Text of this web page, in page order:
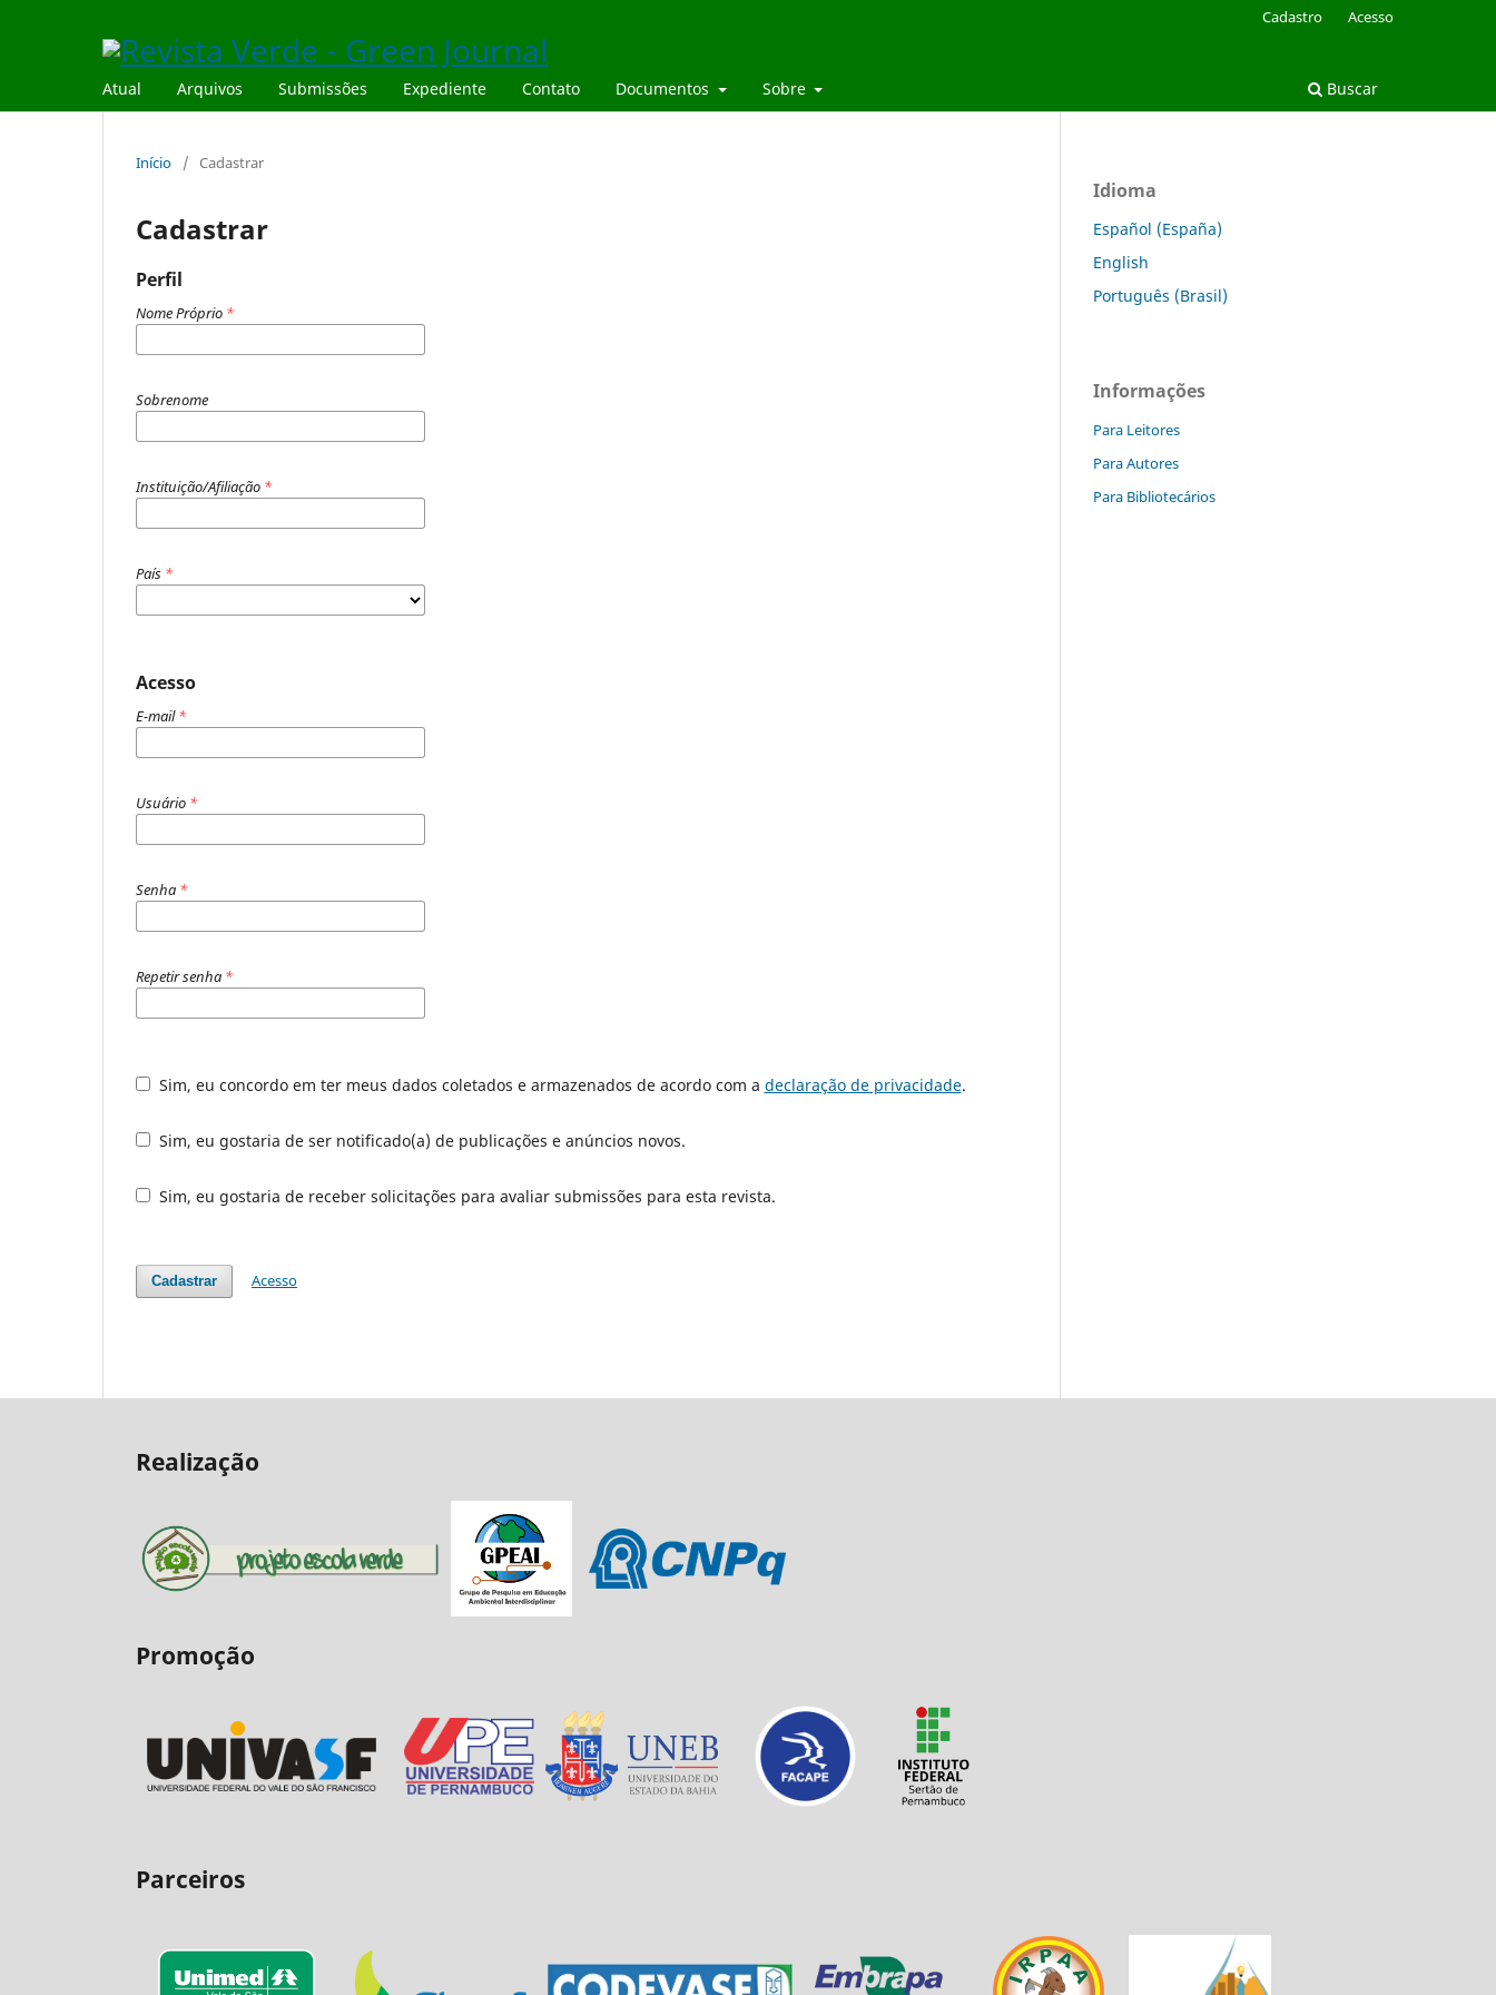
Atual Arquivos Submissões Expediente Contato Documentos Sobre Buscar
Cadastro Acesso
Início / Cadastrar
Cadastrar
Perfil
Nome Próprio *
Sobrenome
Instituição/Afiliação *
País *
Acesso
E-mail*
Usuário *
Senha *
Repetir senha *
Sim, eu concordo em ter meus dados coletados e armazenados de acordo com a declaração de privacidade.
Sim, eu gostaria de ser notificado(a) de publicações e anúncios novos.
Sim, eu gostaria de receber solicitações para avaliar submissões para esta revista.
Cadastrar Acesso
Idioma
Español (España)
English
Português (Brasil)
Informações
Para Leitores
Para Autores
Para Bibliotecários
Realização
Promoção
Parceiros